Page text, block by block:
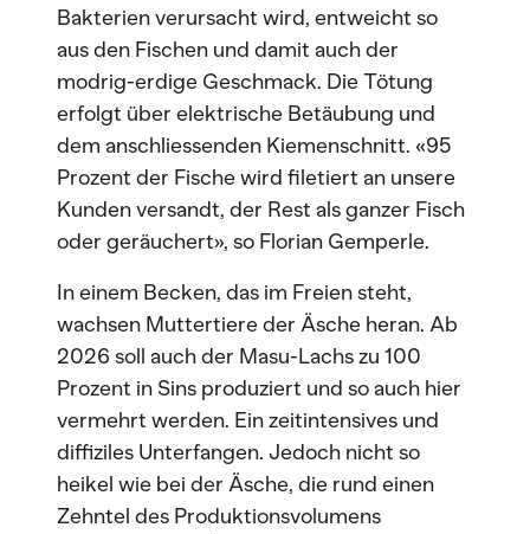
Bakterien verursacht wird, entweicht so
aus den Fischen und damit auch der
modrig-erdige Geschmack. Die Tötung
erfolgt über elektrische Betäubung und
dem anschliessenden Kiemenschnitt. «95
Prozent der Fische wird filetiert an unsere
Kunden versandt, der Rest als ganzer Fisch
oder geräuchert», so Florian Gemperle.
In einem Becken, das im Freien steht,
wachsen Muttertiere der Äsche heran. Ab
2026 soll auch der Masu-Lachs zu 100
Prozent in Sins produziert und so auch hier
vermehrt werden. Ein zeitintensives und
diffiziles Unterfangen. Jedoch nicht so
heikel wie bei der Äsche, die rund einen
Zehntel des Produktionsvolumens